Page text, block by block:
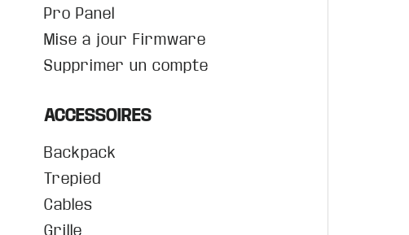
Pro Panel
Mise à jour Firmware
Supprimer un compte
ACCESSOIRES
Backpack
Trepied
Cables
Grille